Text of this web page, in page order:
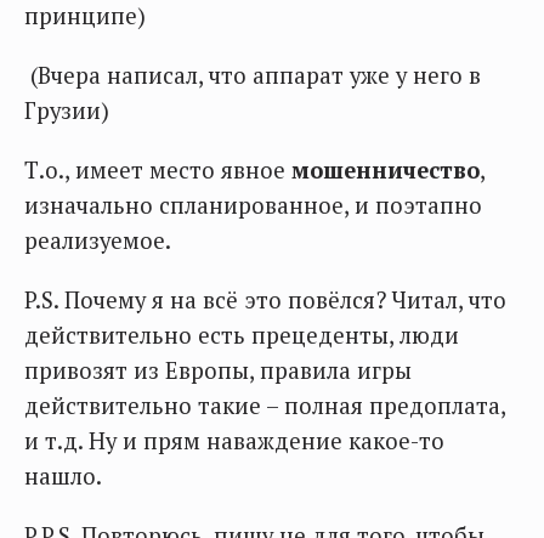
принципе)
(Вчера написал, что аппарат уже у него в
Грузии)
Т.о., имеет место явное мошенничество,
изначально спланированное, и поэтапно
реализуемое.
P.S. Почему я на всё это повёлся? Читал, что
действительно есть прецеденты, люди
привозят из Европы, правила игры
действительно такие – полная предоплата,
и т.д. Ну и прям наваждение какое-то
нашло.